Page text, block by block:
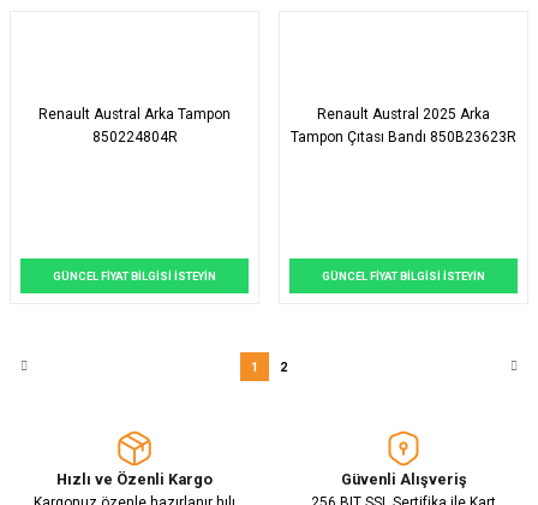
Renault Austral Arka Tampon
850224804R
GÜNCEL FİYAT BİLGİSİ İSTEYİN
Renault Austral 2025 Arka
Tampon Çıtası Bandı 850B23623R
GÜNCEL FİYAT BİLGİSİ İSTEYİN
1 2
Hızlı ve Özenli Kargo Güvenli Alışveriş